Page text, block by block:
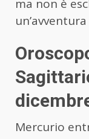
ma non è
Mercurio